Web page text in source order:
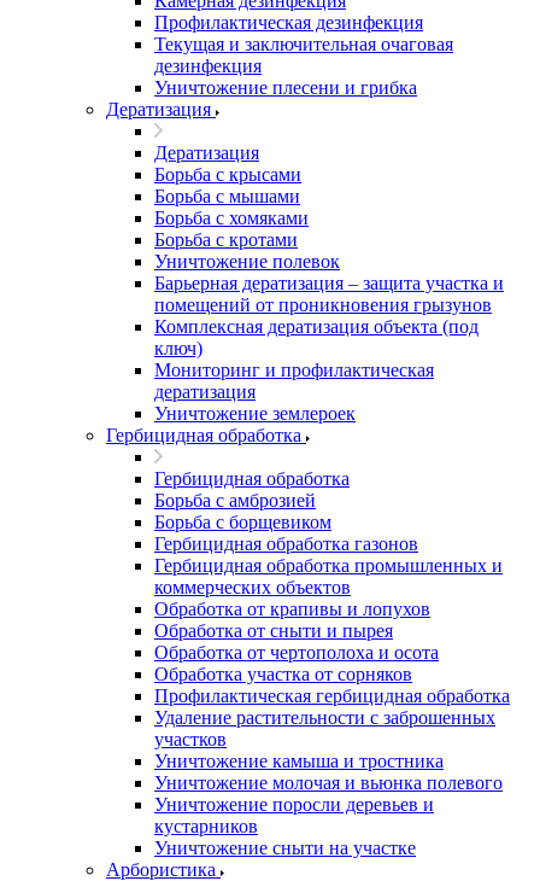
Профилактическая дезинфекция
Текущая и заключительная очаговая
дезинфекция
Уничтожение плесени и грибка
Дератизация
Дератизация
Борьба с крысами
Борьба с мышами
Борьба с хомяками
Борьба с кротами
Уничтожение полевок
Барьерная дератизация – защита участка и
помещений от проникновения грызунов
Комплексная дератизация объекта (под
ключ)
Мониторинг и профилактическая
дератизация
Уничтожение землероек
Гербицидная обработка
Гербицидная обработка
Борьба с амброзией
Борьба с борщевиком
Гербицидная обработка газонов
Гербицидная обработка промышленных и
коммерческих объектов
Обработка от крапивы и лопухов
Обработка от сныти и пырея
Обработка от чертополоха и осота
Обработка участка от сорняков
Профилактическая гербицидная обработка
Удаление растительности с заброшенных
участков
Уничтожение камыша и тростника
Уничтожение молочая и вьюнка полевого
Уничтожение поросли деревьев и
кустарников
Уничтожение сныти на участке
Арбористика